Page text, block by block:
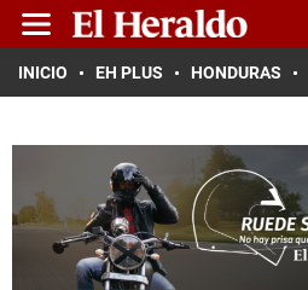
INICIO EH PLUS HONDURAS